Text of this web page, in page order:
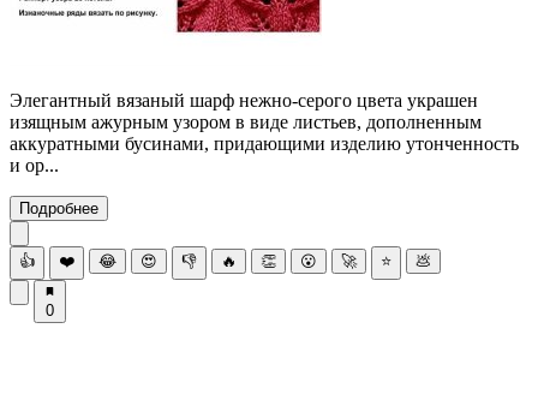
Элегантный вязаный шарф нежно-серого цвета украшен
изящным ажурным узором в виде листьев, дополненным
аккуратными бусинами, придающими изделию утонченность
и ор...
Подробнее
👍 ❤️ 😂 😍 👎 🔥 👏 😮 🚀 ⭐ 💩
0